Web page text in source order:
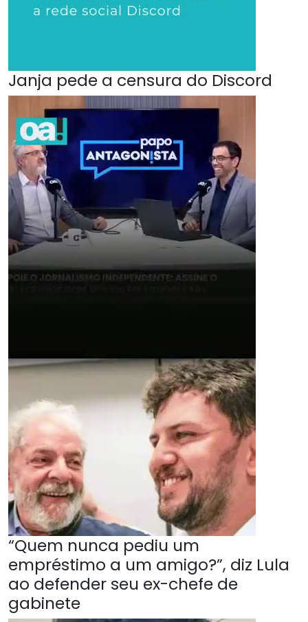
Janja pede a censura do Discord
“Quem nunca pediu um
empréstimo a um amigo?”, diz Lula
ao defender seu ex-chefe de
gabinete